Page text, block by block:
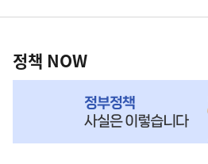
영
책
NOW,
정책 NOW